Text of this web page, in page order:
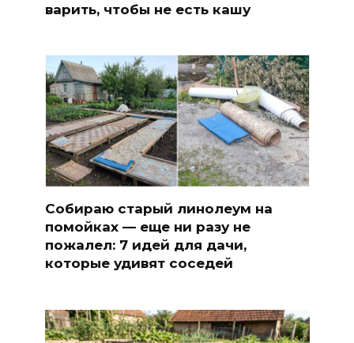
варить, чтобы не есть кашу
Собираю старый линолеум на
помойках — еще ни разу не
пожалел: 7 идей для дачи,
которые удивят соседей